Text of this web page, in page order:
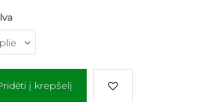
į krepšelį